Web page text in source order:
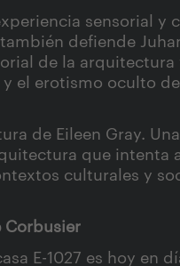
sensorial
defiende
de la
el erotismo oculto
de Eileen Gray.
que
culturales y
Corbusier
E-1027 es hoy en